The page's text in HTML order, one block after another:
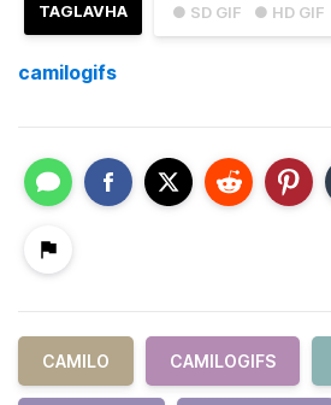
● SD GIF ● HD GIF
TAGLAVHA
camilogifs
CAMILO CAMILOGIFS